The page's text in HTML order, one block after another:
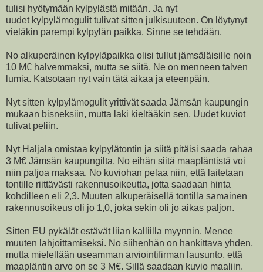
tulisi hyötymään kylpylästä mitään. Ja nyt
uudet kylpylämogulit tulivat sitten julkisuuteen. On löytynyt
vieläkin parempi kylpylän paikka. Sinne se tehdään.
No alkuperäinen kylpyläpaikka olisi tullut jämsäläisille noin
10 M€ halvemmaksi, mutta se siitä. Ne on menneen talven
lumia. Katsotaan nyt vain tätä aikaa ja eteenpäin.
Nyt sitten kylpylämogulit yrittivät saada Jämsän kaupungin
mukaan bisneksiin, mutta laki kieltääkin sen. Uudet kuviot
tulivat peliin.
Nyt Haljala omistaa kylpylätontin ja siitä pitäisi saada rahaa
3 M€ Jämsän kaupungilta. No eihän siitä maapläntistä voi
niin paljoa maksaa. No kuviohan pelaa niin, että laitetaan
tontille riittävästi rakennusoikeutta, jotta saadaan hinta
kohdilleen eli 2,3. Muuten alkuperäisellä tontilla samainen
rakennusoikeus oli jo 1,0, joka sekin oli jo aikas paljon.
Sitten EU pykälät estävät liian kalliilla myynnin. Menee
muuten lahjoittamiseksi. No siihenhän on hankittava yhden,
mutta mielellään useamman arviointifirman lausunto, että
maapläntin arvo on se 3 M€. Sillä saadaan kuvio maaliin.